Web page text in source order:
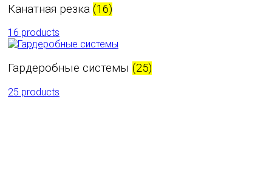
Канатная резка (16)
16 products
Гардеробные системы (25)
25 products